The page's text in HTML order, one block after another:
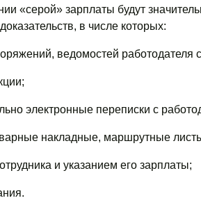
«серой» зарплаты будут
в числе которых:
ведомостей работодателя
электронные переписки с
накладные, маршрутные
и указанием его зарплаты;